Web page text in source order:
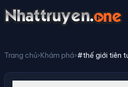
Trang chủ›Khám phá›#thế giới tiên